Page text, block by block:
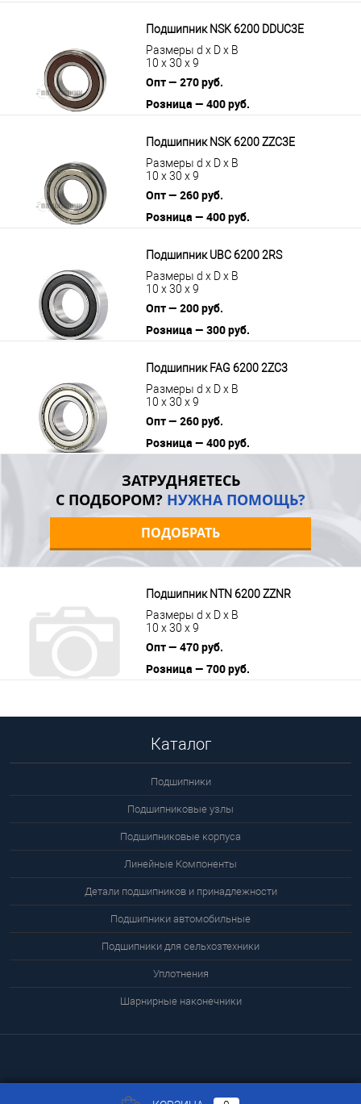
Подшипник NSK 6200 DDUC3E
Размеры d x D x B
10 x 30 x 9
Опт — 270 руб.
Розница — 400 руб.
Подшипник NSK 6200 ZZC3E
Размеры d x D x B
10 x 30 x 9
Опт — 260 руб.
Розница — 400 руб.
Подшипник UBC 6200 2RS
Размеры d x D x B
10 x 30 x 9
Опт — 200 руб.
Розница — 300 руб.
Подшипник FAG 6200 2ZC3
Размеры d x D x B
10 x 30 x 9
Опт — 260 руб.
Розница — 400 руб.
ЗАТРУДНЯЕТЕСЬ
С ПОДБОРОМ? НУЖНА ПОМОЩЬ?
ПОДОБРАТЬ
Подшипник NTN 6200 ZZNR
Размеры d x D x B
10 x 30 x 9
Опт — 470 руб.
Розница — 700 руб.
Каталог
Подшипники
Подшипниковые узлы
Подшипниковые корпуса
Линейные Компоненты
Детали подшипников и принадлежности
Подшипники автомобильные
Подшипники для сельхозтехники
Уплотнения
Шарнирные наконечники